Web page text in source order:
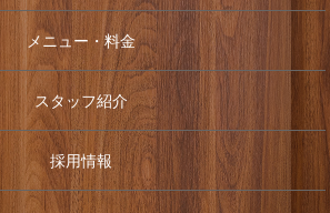
メニュー・料金
スタッフ紹介
採用情報